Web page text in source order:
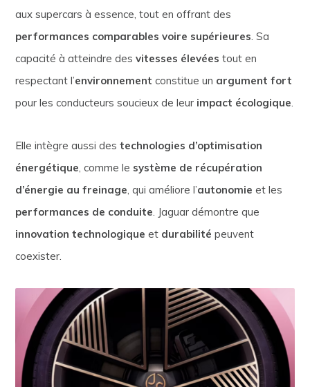
aux supercars à essence, tout en offrant des
performances comparables voire supérieures. Sa
capacité à atteindre desvitesses élevées tout en
respectant l’environnement constitue un argument fort
pour les conducteurs soucieux de leur impact écologique.
Elle intègre aussi destechnologies d’optimisation
énergétique, comme le système de récupération
d’énergie au freinage, qui améliore l’autonomie et les
performances de conduite. Jaguar démontre que
innovation technologique et durabilité peuvent
coexister.